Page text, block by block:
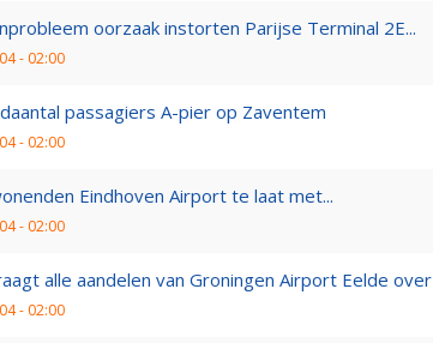
oorzaak instorten Parijse Terminal 2E...
- 02:00
passagiers A-pier op Zaventem
- 02:00
Eindhoven Airport te laat met...
- 02:00
alle aandelen van Groningen Airport Eelde over
- 02:00